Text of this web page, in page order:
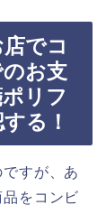
でコ
お支
リフ
る！
すが、あ
をコンビ